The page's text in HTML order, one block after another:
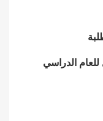
الدراسي